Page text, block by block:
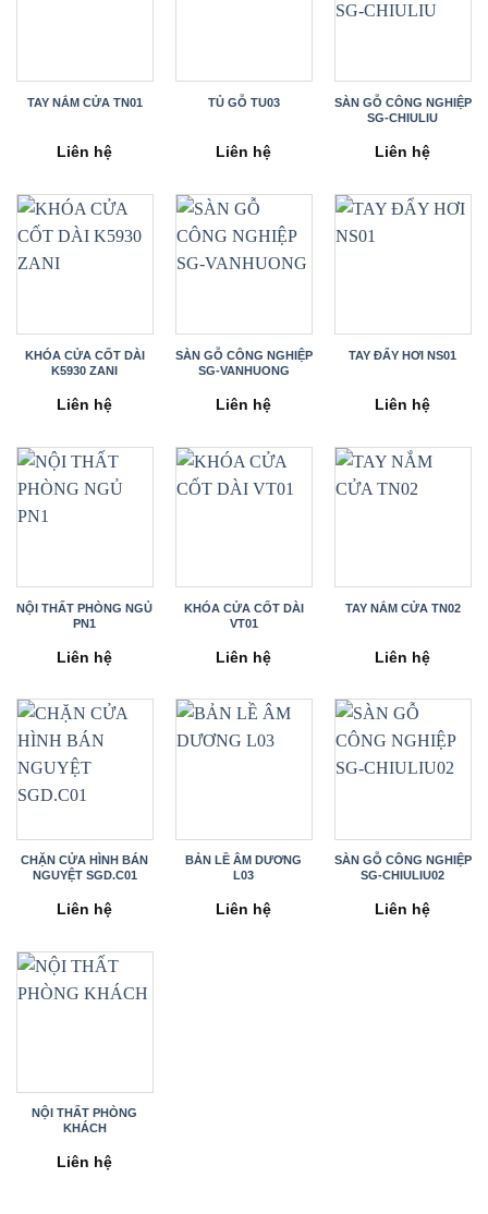
TAY NẮM CỬA TN01
Liên hệ
TỦ GỖ TU03
Liên hệ
SÀN GỖ CÔNG NGHIỆP
SG-CHIULIU
Liên hệ
KHÓA CỬA CỐT DÀI
K5930 ZANI
Liên hệ
SÀN GỖ CÔNG NGHIỆP
SG-VANHUONG
Liên hệ
TAY ĐẨY HƠI NS01
Liên hệ
NỘI THẤT PHÒNG NGỦ
PN1
Liên hệ
KHÓA CỬA CỐT DÀI
VT01
Liên hệ
TAY NẮM CỬA TN02
Liên hệ
CHẶN CỬA HÌNH BÁN
NGUYỆT SGD.C01
Liên hệ
BẢN LỀ ÂM DƯƠNG
L03
Liên hệ
SÀN GỖ CÔNG NGHIỆP
SG-CHIULIU02
Liên hệ
NỘI THẤT PHÒNG
KHÁCH
Liên hệ